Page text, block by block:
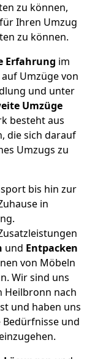
zu können,
Ihren Umzug
zu können.
Erfahrung im
Umzüge von
und unter
Umzüge
besteht aus
die sich darauf
Umzugs zu
bis hin zur
in
und Entpacken
von Möbeln
Wir sind uns
Heilbronn nach
und haben uns
und